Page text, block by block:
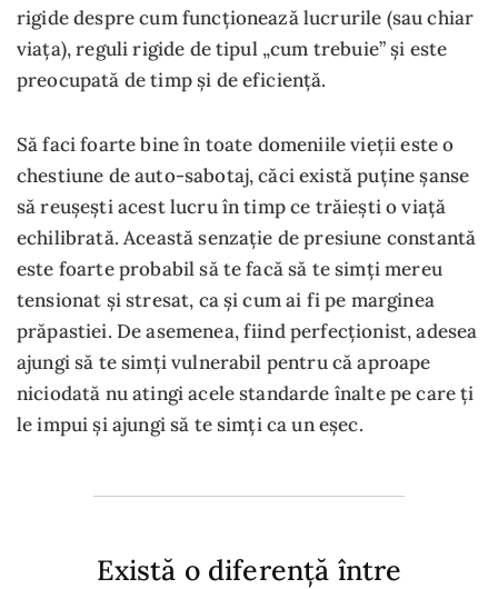
rigide despre cum funcționează lucrurile (sau chiar
viața), reguli rigide de tipul „cum trebuie” și este
preocupată de timp și de eficiență.
Să faci foarte bine în toate domeniile vieții este o
chestiune de auto-sabotaj, căci există puține șanse
să reușești acest lucru în timp ce trăiești o viață
echilibrată. Această senzație de presiune constantă
este foarte probabil să te facă să te simți mereu
tensionat și stresat, ca și cum ai fi pe marginea
prăpastiei. De asemenea, fiind perfecționist, adesea
ajungi să te simți vulnerabil pentru că aproape
niciodată nu atingi acele standarde înalte pe care ți
le impui și ajungi să te simți ca un eșec.
Există o diferență între